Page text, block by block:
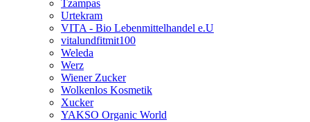
Tzampas
Urtekram
VITA - Bio Lebenmittelhandel e.U
vitalundfitmit100
Weleda
Werz
Wiener Zucker
Wolkenlos Kosmetik
Xucker
YAKSO Organic World